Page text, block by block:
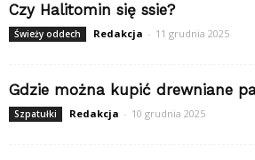
Czy Halitomin się ssie?
Świeży oddech Redakcja - 11 grudnia 2025
Gdzie można kupić drewniane
Szpatułki Redakcja - 10 grudnia 2025